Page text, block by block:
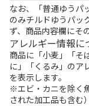
なお、「普通ゆうパ
のみチルドゆうパッ
ず、商品内容欄にそ
アレルギー情報に
商品に「小麦」「そ
に」「くるみ」のア
を表示します。
※エビ・カニを除く
された加工品も含む